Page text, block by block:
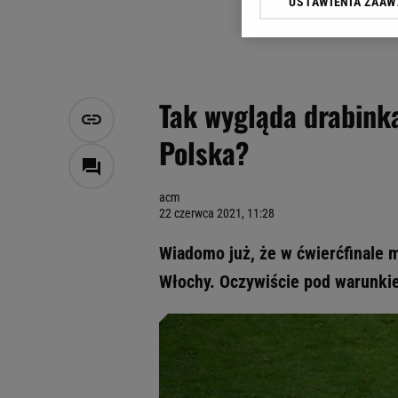
Tak wygląda
Polska?
acm
22 czerwca 2021, 11:28
Wiadomo już, że w ćwierćfinale
Włochy. Oczywiście pod
Klikając „Akceptuję”
Zaufanych Partnerów i
My, nasi Zaufani
Użycie dokładnych